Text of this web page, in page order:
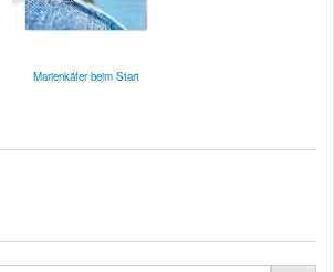
Marienkäfer beim Start